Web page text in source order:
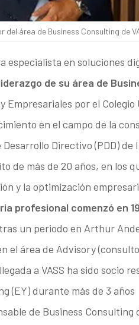
del área de Business Consulting de
especialista en soluciones
de su área de
Empresariales por el
en el campo de la
Directivo (PDD)
de más de 20 años, en los
y la optimización
profesional comenzó en
un periodo en Arthur
el área de Advisory
a VASS ha sido socio
(EY) durante más de 3 años
de Business Consulting